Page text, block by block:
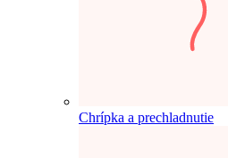
Chrípka a prechladnutie